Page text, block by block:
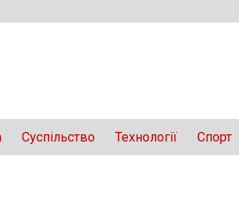
Суспільство Технології Спорт